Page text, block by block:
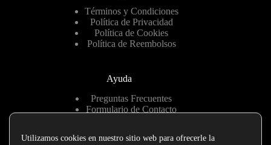
Términos y Condiciones
Política de Privacidad
Política de Cookies
Política de Reembolsos
Ayuda
Preguntas Frecuentes
Formulario de Contacto
Utilizamos cookies en nuestro sitio web para ofrecerle la